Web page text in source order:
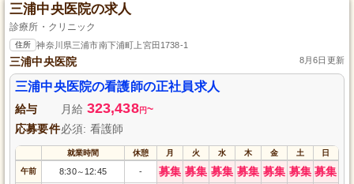
三浦中央医院の求人
診療所・クリニック
住所 神奈川県三浦市南下浦町上宮田1738-1
三浦中央医院 8月6日更新
三浦中央医院の看護師の正社員求人
給与 月給 323,438円~
応募要件必須: 看護師
就業時間 休憩 月 火 水 木 金 土 日
午前 8:30～ 12:45 - 募集 募集 募集 募集 募集 募集 募集